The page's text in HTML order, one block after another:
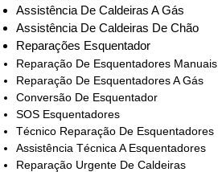
Assistência De Caldeiras A Gás
Assistência De Caldeiras De Chão
Reparações Esquentador
Reparação De Esquentadores Manuais
Reparação De Esquentadores A Gás
Conversão De Esquentador
SOS Esquentadores
Técnico Reparação De Esquentadores
Assistência Técnica A Esquentadores
Reparação Urgente De Caldeiras